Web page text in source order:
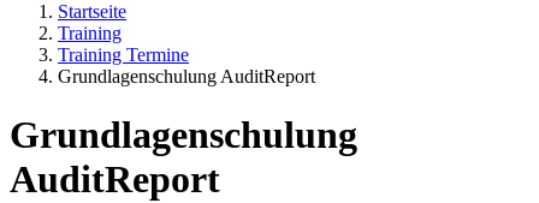
Startseite
Training
Training Termine
Grundlagenschulung AuditReport
Grundlagenschulung
AuditReport